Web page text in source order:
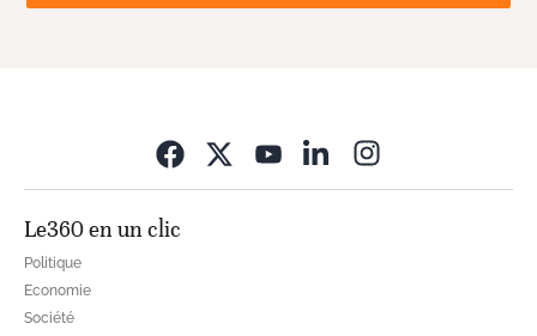
Le360 en un clic
Politique
Economie
Société